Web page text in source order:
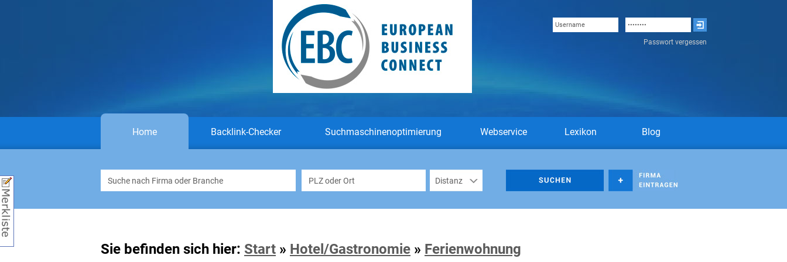
Passwort vergessen
Home Backlink-Checker Suchmaschinenoptimierung Webservice Lexikon Blog
Sie befinden sich hier: Start » Hotel/Gastronomie » Ferienwohnung